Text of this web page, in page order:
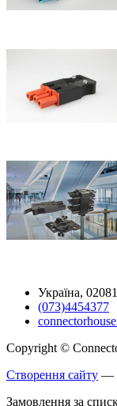
Україна,
(073)4454377
Copyright ©
Створення сайту —
Замовлення за